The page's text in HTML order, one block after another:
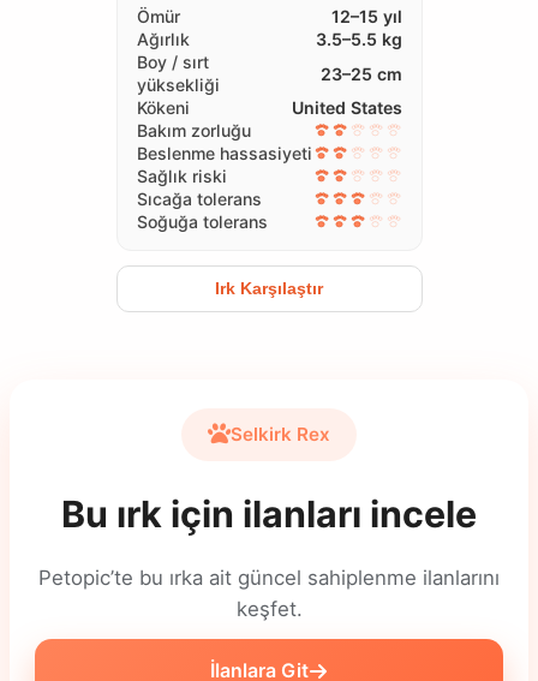
Ömür
12–15 yıl
Ağırlık
3.5–5.5 kg
Boy / sırt
yüksekliği
23–25 cm
Kökeni
United States
Bakım zorluğu
Beslenme hassasiyeti
Sağlık riski
Sıcağa tolerans
Soğuğa tolerans
Irk Karşılaştır
Selkirk Rex
Bu ırk için ilanları incele
Petopic’te bu ırka ait güncel sahiplenme ilanlarını
keşfet.
İlanlara Git